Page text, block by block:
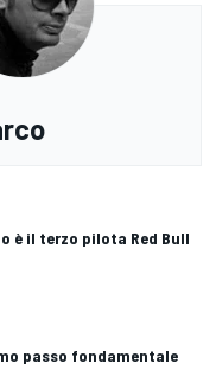
è il terzo pilota Red Bull
passo fondamentale